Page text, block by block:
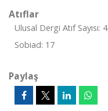
Atıflar
Ulusal Dergi Atıf Sayısı: 4
Sobiad: 17
Paylaş